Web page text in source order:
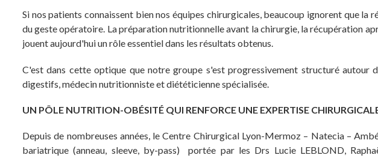
Si nos patients connaissent bien nos équipes chirurgicales, beaucoup ignorent que la
du geste opératoire. La préparation nutritionnelle avant la chirurgie, la récupération
jouent aujourd'hui un rôle essentiel dans les résultats obtenus.
C'est dans cette optique que notre groupe s'est progressivement structuré autour
digestifs, médecin nutritionniste et diététicienne spécialisée.
UN PÔLE NUTRITION-OBÉSITÉ QUI RENFORCE UNE EXPERTISE
Depuis de nombreuses années, le Centre Chirurgical Lyon-Mermoz – Natecia –
bariatrique (anneau, sleeve, by-pass) portée par les Drs Lucie LEBLOND,